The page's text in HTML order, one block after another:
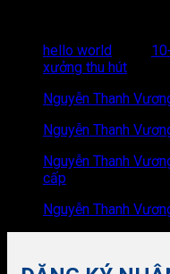
hello world
xưởng thu hút
Nguyễn Thanh
Nguyễn Thanh
Nguyễn Thanh
cấp
Nguyễn Thanh